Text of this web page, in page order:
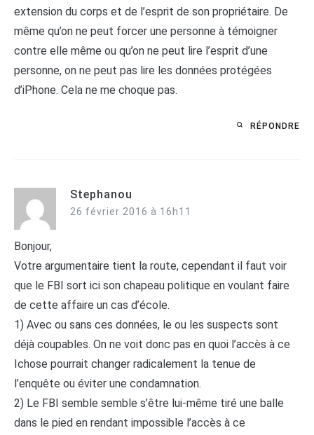
extension du corps et de l’esprit de son propriétaire. De
même qu’on ne peut forcer une personne à témoigner
contre elle même ou qu’on ne peut lire l’esprit d’une
personne, on ne peut pas lire les données protégées
d’iPhone. Cela ne me choque pas.
RÉPONDRE
Stephanou
26 février 2016 à 16h11
Bonjour,
Votre argumentaire tient la route, cependant il faut voir
que le FBI sort ici son chapeau politique en voulant faire
de cette affaire un cas d’école.
1) Avec ou sans ces données, le ou les suspects sont
déjà coupables. On ne voit donc pas en quoi l’accès à ce
Ichose pourrait changer radicalement la tenue de
l’enquête ou éviter une condamnation.
2) Le FBI semble semble s’être lui-même tiré une balle
dans le pied en rendant impossible l’accès à ce